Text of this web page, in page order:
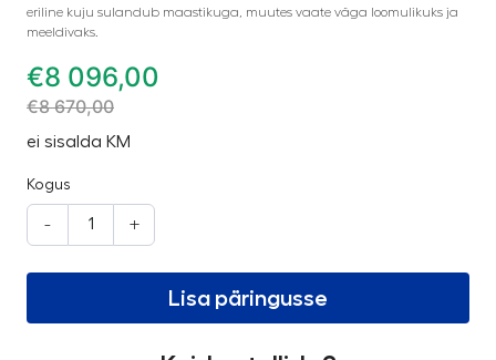
eriline kuju sulandub maastikuga, muutes vaate väga loomulikuks ja
meeldivaks.
€8 096,00
€8 670,00
ei sisalda KM
Kogus
- +
Lisa päringusse